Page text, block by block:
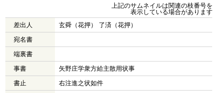
上記のサムネイルは関連の枝番号を
表示している場合があります
差出人
玄舜（花押） 了済（花押）
宛名書
端裏書
事書
矢野庄学衆方給主散用状事
書止
右注進之状如件